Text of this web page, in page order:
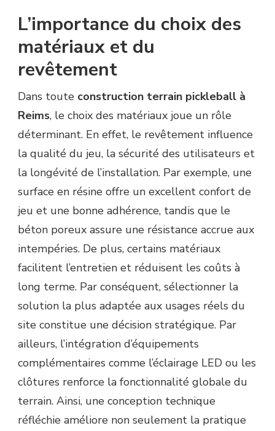
L’importance du choix des
matériaux et du
revêtement
Dans toute construction terrain pickleball à
Reims, le choix des matériaux joue un rôle
déterminant. En effet, le revêtement influence
la qualité du jeu, la sécurité des utilisateurs et
la longévité de l’installation. Par exemple, une
surface en résine offre un excellent confort de
jeu et une bonne adhérence, tandis que le
béton poreux assure une résistance accrue aux
intempéries. De plus, certains matériaux
facilitent l’entretien et réduisent les coûts à
long terme. Par conséquent, sélectionner la
solution la plus adaptée aux usages réels du
site constitue une décision stratégique. Par
ailleurs, l’intégration d’équipements
complémentaires comme l’éclairage LED ou les
clôtures renforce la fonctionnalité globale du
terrain. Ainsi, une conception technique
réfléchie améliore non seulement la pratique